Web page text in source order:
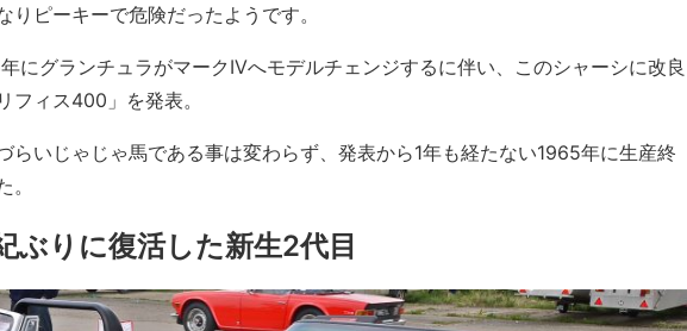
りピーキーで危険だったようです。
にグランチュラがマークIVへモデルチェンジするに伴い、このシャーシに改良
フィス400」を発表。
らいじゃじゃ馬である事は変わらず、発表から1年も経たない1965年に生産終
。
ぶりに復活した新生2代目